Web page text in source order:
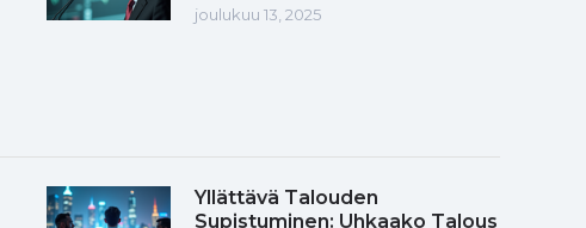
joulukuu 13, 2025
Yllättävä Talouden
Supistuminen: Uhkaako Talous